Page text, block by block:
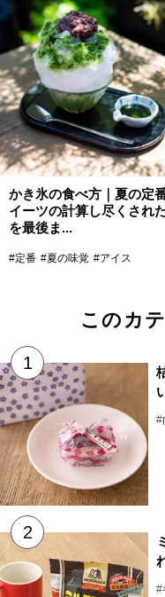
かき氷の食べ方｜夏の定
イーツの計算し尽くされ
を最後ま...
#定番 #夏の味覚 #アイス
このカ
#